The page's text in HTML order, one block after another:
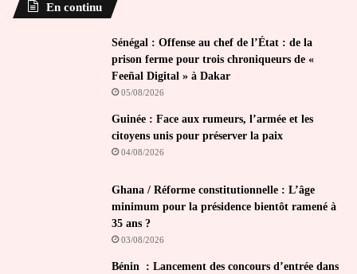
En continu
Sénégal : Offense au chef de l’État : de la
prison ferme pour trois chroniqueurs de «
Feeñal Digital » à Dakar
05/08/2026
Guinée : Face aux rumeurs, l’armée et les
citoyens unis pour préserver la paix
04/08/2026
Ghana / Réforme constitutionnelle : L’âge
minimum pour la présidence bientôt ramené à
35 ans ?
03/08/2026
Bénin : Lancement des concours d’entrée dans